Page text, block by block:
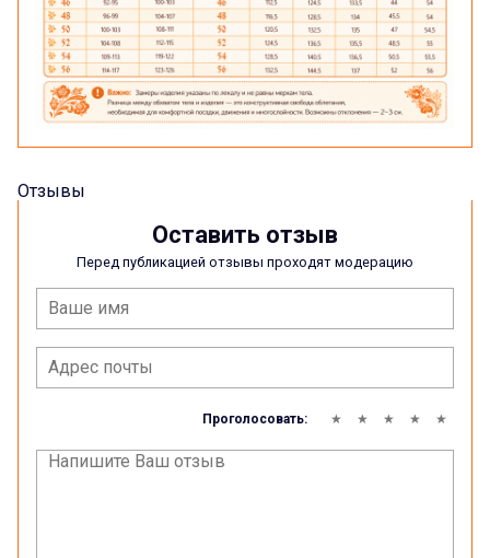
Отзывы
Оставить отзыв
Перед публикацией отзывы проходят модерацию
Проголосовать: